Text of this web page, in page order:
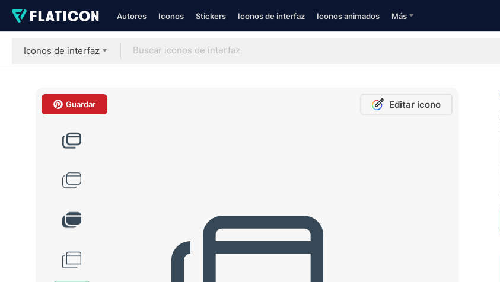
Autores Iconos Stickers Iconos de interfaz Iconos animados Más
Iconos de interfaz
Guardar Editar icono